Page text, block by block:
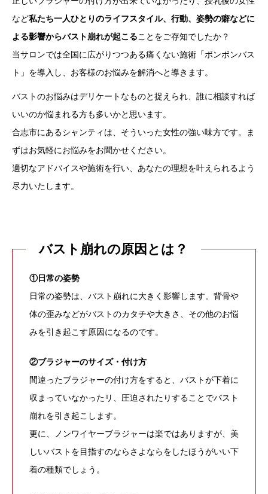
など私たち一人ひとりのライフスタイル、行動、姿勢の癖などに
よる影響からバスト崩れが起こることをご存知でしたか？
当サロンでは全国に広がりつつある痛くない施術「ボンボンバス
ト」を導入し、お客様のお悩みを解消へと導きます。
バストのお悩みはデリケートなものと捉えられ、誰に相談すれば
いいのか悩まれる方も多いかと思います。
合志市にあるシャンティは、そういった女性の強い味方です。ま
ずはお気軽にお悩みをお聞かせください。
適切なアドバイスや施術を行い、あなたの理想を叶えられるよう
尽力いたします。
バスト崩れの原因とは？
①日常の姿勢
日常の姿勢は、バスト崩れに大きく影響します。背骨や
体の歪みなどがバストのカタチや大きさ、その他のお悩
みを引き起こす原因になるのです。
②ブラジャーのサイズ・付け方
間違ったブラジャーの付け方をすると、バストが下着に
収まっていなかったリ、圧迫されたりすることでバスト
崩れを引き起こします。
更に、ノンワイヤーブラジャーは楽ではありますが、美
しいバストを目指すのならさよならをしたほうがいい下
着の種類でしょう。